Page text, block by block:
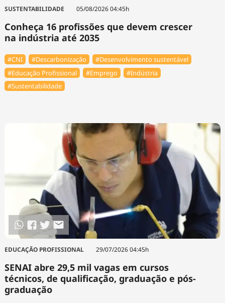
Cinema
Infraestrutura
SUSTENTABILIDADE 05/08/2026 04:45h
Conheça 16 profissões que devem crescer
na indústria até 2035
#CNI #Descarbonização
#Desenvolvimento sustentável
#Educação Profissional
#Emprego
#Indústria
#Sustentabilidade
EDUCAÇÃO PROFISSIONAL 29/07/2026 04:45h
SENAI abre 29,5 mil vagas em cursos
técnicos, de qualificação, graduação e pós-
graduação